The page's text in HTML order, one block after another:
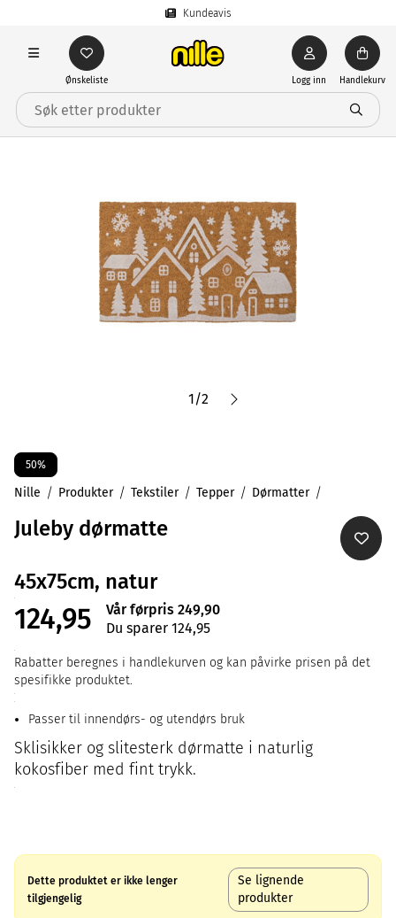
Kundeavis
Ønskeliste Logg inn Handlekurv
1/2
50%
Nille Produkter Tekstiler Tepper Dørmatter
Juleby dørmatte
45x75cm, natur
124,95
Vår førpris 249,90
Du sparer 124,95
Rabatter beregnes i handlekurven og kan påvirke prisen på det
spesifikke produktet.
Passer til innendørs- og utendørs bruk
Sklisikker og slitesterk dørmatte i naturlig
kokosfiber med fint trykk.
Dette produktet er ikke lenger
tilgjengelig
Se lignende
produkter